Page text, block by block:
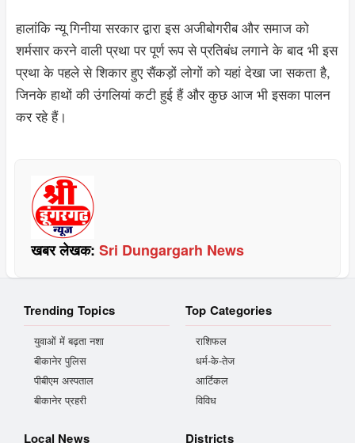
हालांकि न्यू गिनीया सरकार द्वारा इस अजीबोगरीब और समाज को
शर्मसार करने वाली प्रथा पर पूर्ण रूप से प्रतिबंध लगाने के बाद भी इस
प्रथा के पहले से शिकार हुए सैंकड़ों लोगों को यहां देखा जा सकता है,
जिनके हाथों की उंगलियां कटी हुई हैं और कुछ आज भी इसका पालन
कर रहे हैं।
खबर लेखक: Sri Dungargarh News
Trending Topics
युवाओं में बढ़ता नशा
बीकानेर पुलिस
पीबीएम अस्पताल
बीकानेर प्रहरी
Top Categories
राशिफल
धर्म-के-तेज
आर्टिकल
विविध
Local News Districts